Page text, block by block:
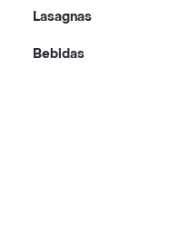
Lasagnas
Bebidas